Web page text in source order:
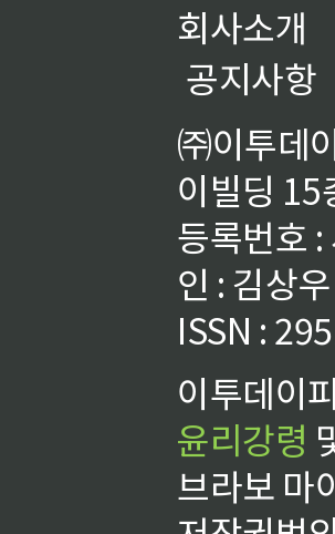
회사소개
공지사항
㈜이투데
이빌딩
등록번호
인 : 김상
ISSN :
이투데이
윤리강령
브라보 마